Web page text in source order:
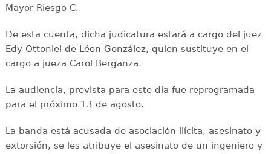
Mayor Riesgo C.
De esta cuenta, dicha judicatura estará a cargo del juez
Edy Ottoniel de Léon González, quien sustituye en el
cargo a jueza Carol Berganza.
La audiencia, prevista para este día fue reprogramada
para el próximo 13 de agosto.
La banda está acusada de asociación ilícita, asesinato y
extorsión, se les atribuye el asesinato de un ingeniero y